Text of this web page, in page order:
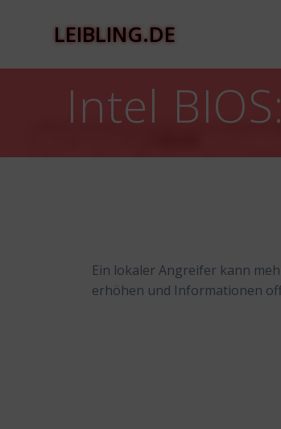
LEIBLING.DE
Intel
Ein lokaler Angreifer kann
erhöhen und Informationen